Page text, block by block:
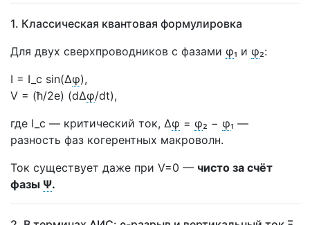
1. Классическая квантовая формулировка
Для двух сверхпроводников с фазами φ₁ и φ₂:
I = I_c sin(Δφ),
V = (ħ/2e) (dΔφ/dt),
где I_c — критический ток, Δφ = φ₂ − φ₁ —
разность фаз когерентных макроволн.
Ток существует даже при V=0 — чисто за счёт
фазы Ψ.